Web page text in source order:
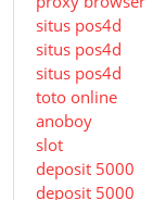
situs pos4d
situs pos4d
situs pos4d
toto online
anoboy
slot
deposit 5000
deposit 5000